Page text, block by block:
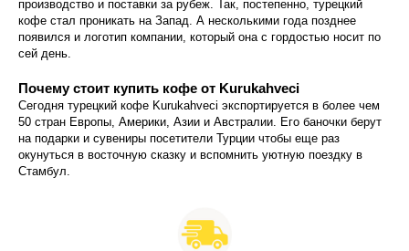
производство и поставки за рубеж. Так, постепенно, турецкий
кофе стал проникать на Запад. А несколькими года позднее
появился и логотип компании, который она с гордостью носит по
сей день.
Почему стоит купить кофе от Kurukahveci
Сегодня турецкий кофе Kurukahveci экспортируется в более чем
50 стран Европы, Америки, Азии и Австралии. Его баночки берут
на подарки и сувениры посетители Турции чтобы еще раз
окунуться в восточную сказку и вспомнить уютную поездку в
Стамбул.